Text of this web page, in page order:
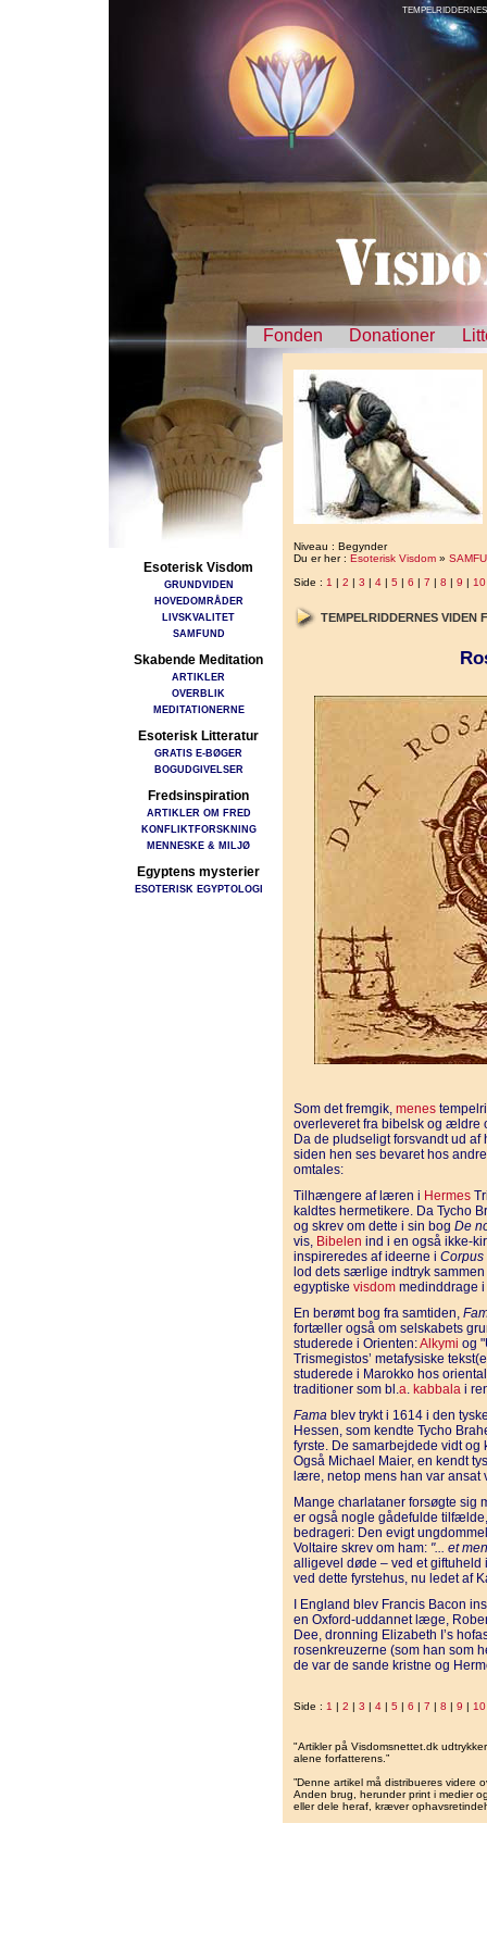
Fonden Donationer
Esoterisk Visdom
GRUNDVIDEN
HOVEDOMRÅDER
LIVSKVALITET
SAMFUND
Skabende Meditation
ARTIKLER
OVERBLIK
MEDITATIONERNE
Esoterisk Litteratur
GRATIS E-BØGER
BOGUDGIVELSER
Fredsinspiration
ARTIKLER OM FRED
KONFLIKTFORSKNING
MENNESKE & MILJØ
Egyptens mysterier
ESOTERISK EGYPTOLOGI
Niveau : Begynder
Du er her : Esoterisk Visdom »
Side : 1 | 2 | 3 | 4 | 5 | 6 | 7 | 8 | 9 | 10
TEMPELRIDDERNES VIDEN
Som det fremgik, menes
overleveret fra bibelsk og ældre
Da de pludseligt forsvandt ud
siden hen ses bevaret hos
omtales:
Tilhængere af læren i Hermes
kaldtes hermetikere. Da Tycho
og skrev om dette i sin bog De
vis, Bibelen ind i en også ikke-
inspireredes af ideerne i Corpus
lod dets særlige indtryk
egyptiske visdom medinddrage i
En berømt bog fra samtiden,
fortæller også om selskabets
studerede i Orienten:Alkymi og
Trismegistos’ metafysiske
studerede i Marokko hos
traditioner som bl.a. kabbala i
Fama blev trykt i 1614 i den
Hessen, som kendte Tycho
fyrste. De samarbejdede vidt
Også Michael Maier, en kendt
lære, netop mens han var ansat
Mange charlataner forsøgte
er også nogle gådefulde
bedrageri: Den evigt
Voltaire skrev om ham: "... et
alligevel døde – ved et
ved dette fyrstehus, nu ledet af
I England blev Francis Bacon
en Oxford-uddannet læge,
Dee, dronning Elizabeth I’s
rosenkreuzerne (som han som
de var de sande kristne og
Side : 1 | 2 | 3 | 4 | 5 | 6 | 7 | 8 | 9 | 10
"Artikler på Visdomsnettet.dk
alene forfatterens.”
”Denne artikel må distribueres videre
Anden brug, herunder print i medier
eller dele heraf, kræver